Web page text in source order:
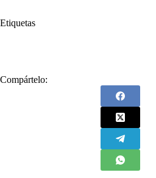
Etiquetas
Compártelo: